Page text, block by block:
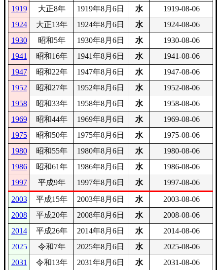
1919
大正8年 1919年8月6日 水
1919-08-06
1924
大正13年 1924年8月6日 水
1924-08-06
1930
昭和5年 1930年8月6日 水
1930-08-06
1941
昭和16年 1941年8月6日 水
1941-08-06
1947
昭和22年 1947年8月6日 水
1947-08-06
1952
昭和27年 1952年8月6日 水
1952-08-06
1958
昭和33年 1958年8月6日 水
1958-08-06
1969
昭和44年 1969年8月6日 水
1969-08-06
1975
昭和50年 1975年8月6日 水
1975-08-06
1980
昭和55年 1980年8月6日 水
1980-08-06
1986
昭和61年 1986年8月6日 水
1986-08-06
1997
平成9年 1997年8月6日 水
1997-08-06
2003
平成15年 2003年8月6日 水
2003-08-06
2008
平成20年 2008年8月6日 水
2008-08-06
2014
平成26年 2014年8月6日 水
2014-08-06
2025
令和7年 2025年8月6日 水
2025-08-06
2031
令和13年 2031年8月6日 水
2031-08-06